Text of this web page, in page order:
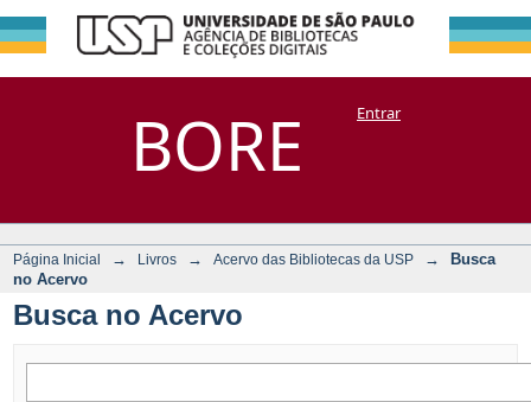
BORE
Busca no Acervo
DSpace/Manakin + CoriscoEntrar
Página Inicial → Livros → Acervo das Bibliotecas da USP →
Busca
no Acervo
Busca no Acervo